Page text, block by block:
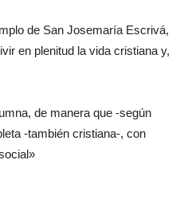
de San Josemaría Escrivá,
en plenitud la vida cristiana y,
de manera que -según
-también cristiana-, con